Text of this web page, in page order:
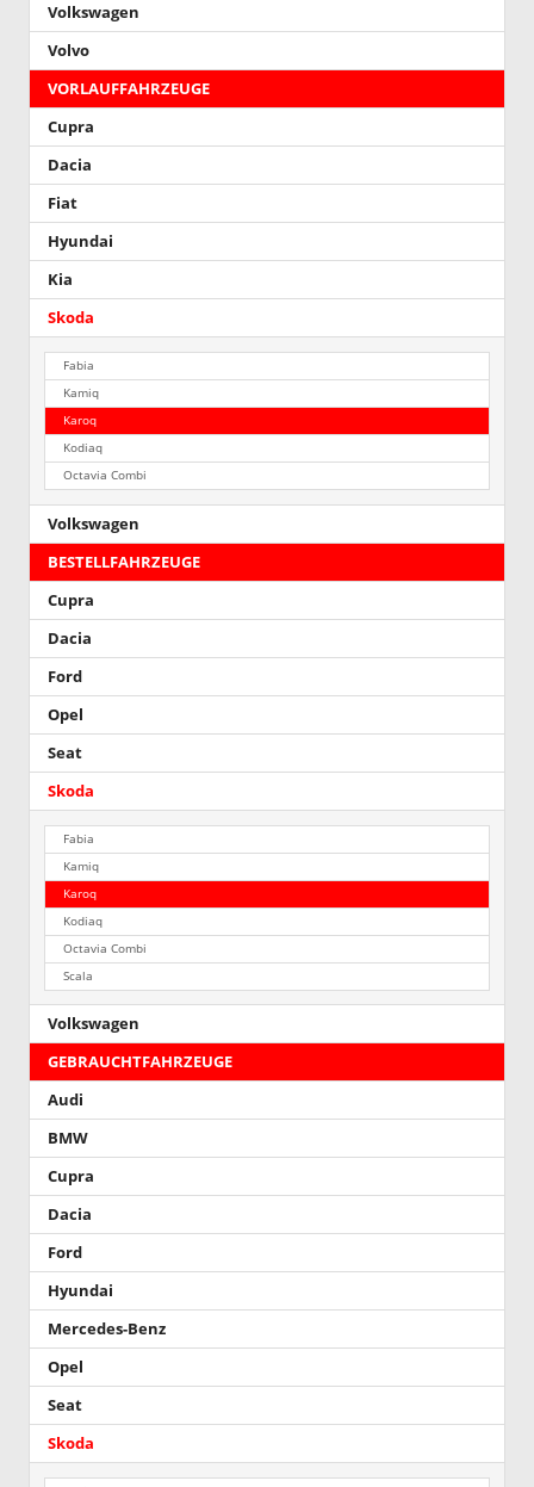
Volkswagen
Volvo
VORLAUFFAHRZEUGE
Cupra
Dacia
Fiat
Hyundai
Kia
Skoda
Fabia
Kamiq
Karoq
Kodiaq
Octavia Combi
Volkswagen
BESTELLFAHRZEUGE
Cupra
Dacia
Ford
Opel
Seat
Skoda
Fabia
Kamiq
Karoq
Kodiaq
Octavia Combi
Scala
Volkswagen
GEBRAUCHTFAHRZEUGE
Audi
BMW
Cupra
Dacia
Ford
Hyundai
Mercedes-Benz
Opel
Seat
Skoda